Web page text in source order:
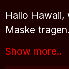
Hallo Hawaii,
Maske
Show more..